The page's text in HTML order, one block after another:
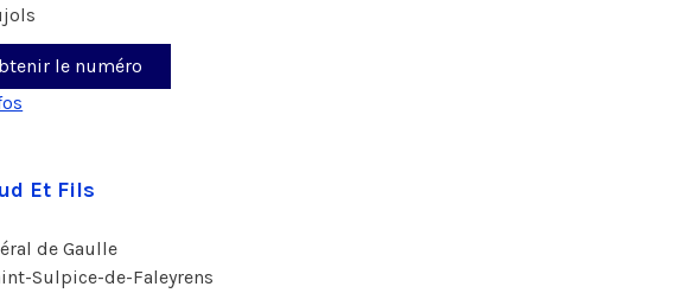
le numéro
Et Fils
de Gaulle
Sulpice-de-Faleyrens